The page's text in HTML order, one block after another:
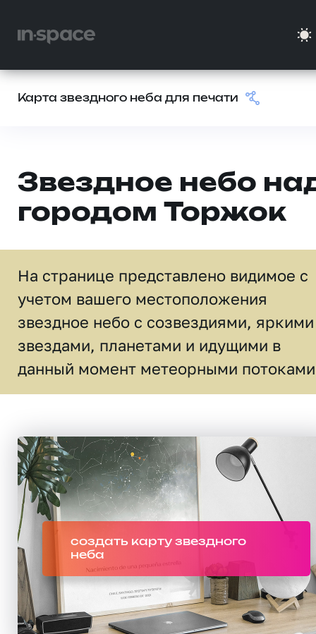
Карта звездного неба для печати
Звездное небо
городом Торжок
На странице представлено видимое c
учетом вашего местоположения
звездное небо c созвездиями, яркими
звездами, планетами и идущими в
данный момент метеорными
создать карту звездного
неба